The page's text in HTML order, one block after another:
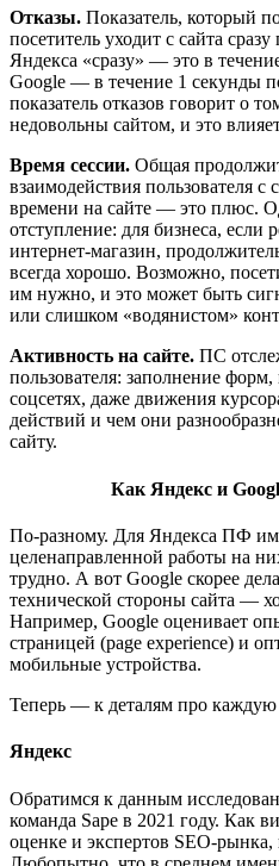
Отказы. Показатель, который
посетитель уходит с сайта
Яндекса «сразу» — это в
Google — в течение 1 секунды
показатель отказов говорит о
недовольны сайтом, и это
Время сессии. Общая
взаимодействия пользователя
времени на сайте — это плюс.
отступление: для бизнеса, если
интернет-магазин,
всегда хорошо. Возможно,
им нужно, и это может быть
или слишком «водянистом»
Активность на сайте. ПС
пользователя: заполнение
соцсетях, даже движения
действий и чем они
сайту.
Как Яндекс и
По-разному. Для Яндекса ПФ
целенаправленной работы на
трудно. А вот Google скорее
технической стороны сайта —
Например, Google оценивает
страницей (page experience) и
мобильные устройства.
Теперь — к деталям про
Яндекс
Обратимся к данным
команда Sape в 2021 году. Как
оценке и экспертов SEO-